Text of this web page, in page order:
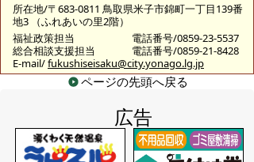
所在地/〒683-0811 鳥取県米子市錦町一丁目139番
地3 （ふれあいの里2階）
福祉政策担当
電話番号/0859-23-5537
総合相談支援担当
電話番号/0859-21-8428
E-mail/fukushiseisaku@city.yonago.lg.jp
ページの先頭へ戻る
広告